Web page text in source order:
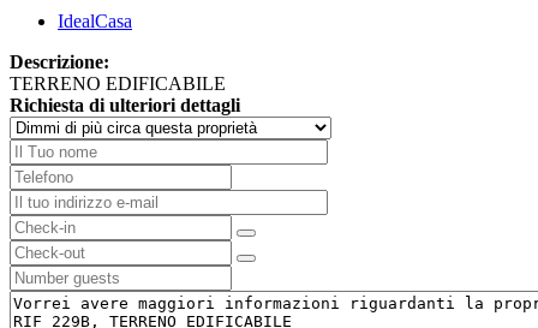
IdealCasa
Descrizione:
TERRENO EDIFICABILE
Richiesta di ulteriori dettagli